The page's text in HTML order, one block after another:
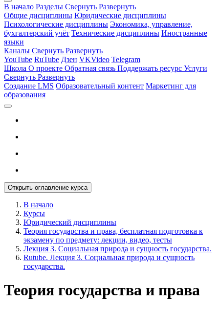
В начало Разделы Свернуть Развернуть
Общие дисциплины Юридические дисциплины
Психологические дисциплины Экономика, управление,
бухгалтерский учёт Технические дисциплины Иностранные
языки
Каналы Свернуть Развернуть
YouTube RuTube Дзен VKVideo Telegram
Школа О проекте Обратная связь Поддержать ресурс Услуги
Свернуть Развернуть
Создание LMS Образовательный контент Маркетинг для
образования
Открыть оглавление курса
В начало
Курсы
Юридический дисциплины
Теория государства и права, бесплатная подготовка к
экзамену по предмету: лекции, видео, тесты
Лекция 3. Социальная природа и сущность государства.
Rutube. Лекция 3. Социальная природа и сущность
государства.
Теория государства и права